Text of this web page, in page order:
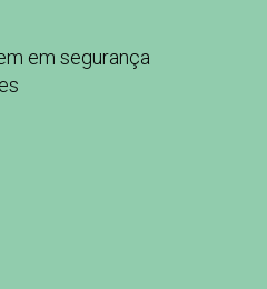
em segurança